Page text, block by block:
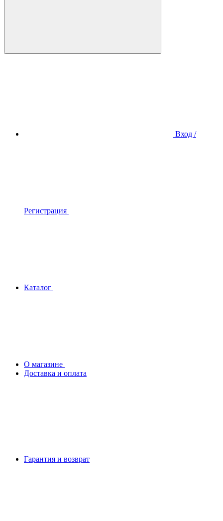
Вход /
Регистрация
Каталог
О магазине
Доставка и оплата
Гарантия и возврат